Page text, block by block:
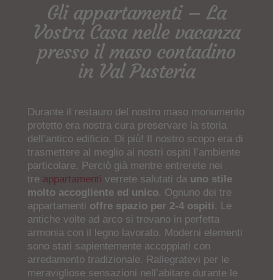
Gli appartamenti – La
Vostra Casa nelle vacanza
presso il maso contadino
in Val Pusteria
Durante il restauro del nostro maso monumento
protetto era nostra cura preservare la storia
dell’antico edificio. Di più! Il nostro scopo era di
trasmettere al meglio ai nostri ospiti l’ambiente
particolare. Perciò già mentre entrerete nei
tre appartamenti verrete salutati da uno stile
molto accogliente ed unico. Ognuno dei tre
appartamenti offre spazio per 2-4 ospiti . Le
antiche volte ad arco si trovano in perfetta
armonia con il legno lavorato. Moderni elementi
sono stati sapientemente accoppiati con
arredamento tradizionale. Rallegratevi per le
meravigliose sensazioni nell’abitare durante le